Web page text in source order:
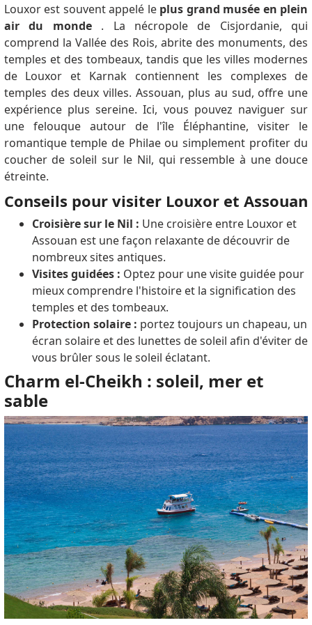
Louxor est souvent appelé le plus grand musée en plein
air du monde. La nécropole de Cisjordanie, qui
comprend la Vallée des Rois, abrite des monuments, des
temples et des tombeaux, tandis que les villes modernes
de Louxor et Karnak contiennent les complexes de
temples des deux villes. Assouan, plus au sud, offre une
expérience plus sereine. Ici, vous pouvez naviguer sur
une felouque autour de l'île Éléphantine, visiter le
romantique temple de Philae ou simplement profiter du
coucher de soleil sur le Nil, qui ressemble à une douce
étreinte.
Conseils pour visiter Louxor et Assouan
Croisière sur le Nil : Une croisière entre Louxor et
Assouan est une façon relaxante de découvrir de
nombreux sites antiques.
Visites guidées : Optez pour une visite guidée pour
mieux comprendre l'histoire et la signification des
temples et des tombeaux.
Protection solaire : portez toujours un chapeau, un
écran solaire et des lunettes de soleil afin d'éviter de
vous brûler sous le soleil éclatant.
Charm el-Cheikh : soleil, mer et
sable